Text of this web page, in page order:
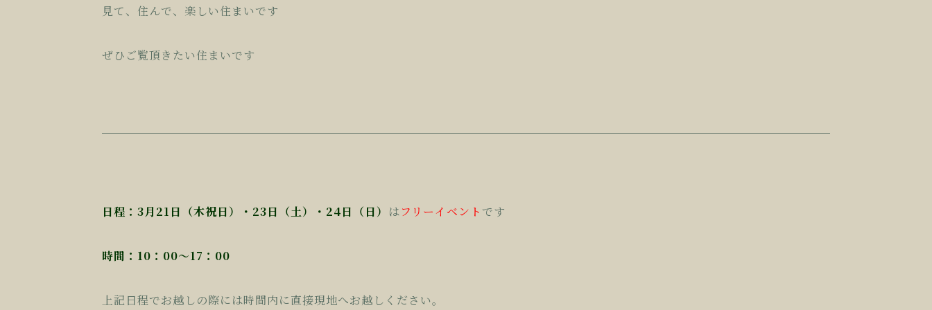
見て、住んで、楽しい住まいです
ぜひご覧頂きたい住まいです
日程：3月21日（木祝日）・23日（土）・24日（日） はフリーイベント です
時間：10：00〜17：00
上記日程でお越しの際には時間内に直接現地へお越しください。